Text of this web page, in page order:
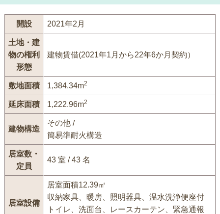
開設 2021年2月
土地・建
物の権利
形態
建物賃借(2021年1月から22年6か月契約）
敷地面積 1,384.34m2
延床面積 1,222.96m2
建物構造
その他 /
簡易準耐火構造
居室数・
定員
43 室 / 43 名
居室設備
居室面積12.39㎡
収納家具、暖房、照明器具、温水洗浄便座付
トイレ、洗面台、レースカーテン、緊急通報